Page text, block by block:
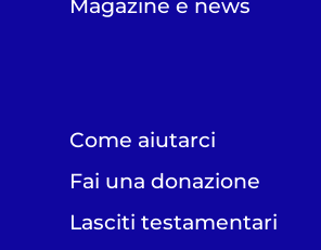
Magazine e news
Come aiutarci
Fai una donazione
Lasciti testamentari